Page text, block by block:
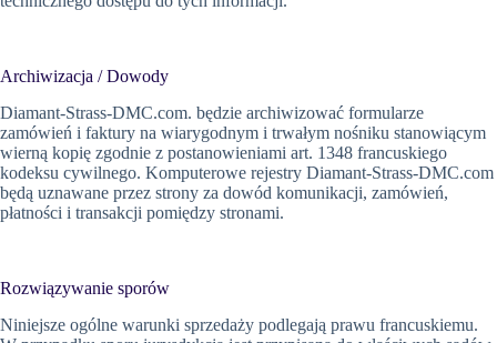
Archiwizacja / Dowody
Diamant-Strass-DMC.com. będzie archiwizować formularze
zamówień i faktury na wiarygodnym i trwałym nośniku stanowiącym
wierną kopię zgodnie z postanowieniami art. 1348 francuskiego
kodeksu cywilnego. Komputerowe rejestry Diamant-Strass-DMC.com
będą uznawane przez strony za dowód komunikacji, zamówień,
płatności i transakcji pomiędzy stronami.
Rozwiązywanie sporów
Niniejsze ogólne warunki sprzedaży podlegają prawu francuskiemu.